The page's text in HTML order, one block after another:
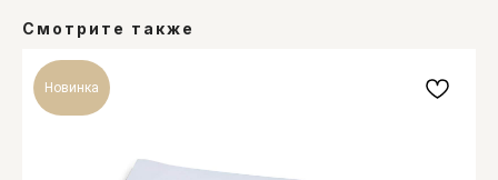
Смотрите также
Новинка